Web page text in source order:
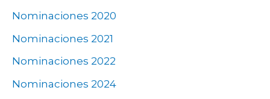
Nominaciones 2020
Nominaciones 2021
Nominaciones 2022
Nominaciones 2024